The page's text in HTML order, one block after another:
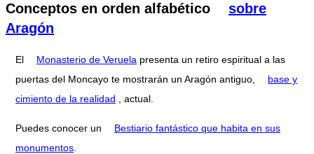
Conceptos en orden alfabético
sobre
Aragón
El Monasterio de Veruela presenta un retiro espiritual a las
puertas del Moncayo te mostrarán un Aragón antiguo,
base y
cimiento de la realidad , actual.
Puedes conocer un
Bestiario fantástico que habita en sus
monumentos